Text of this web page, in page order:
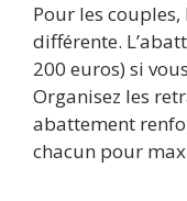
Pour les
différente.
200 euros) si
Organisez les
abattement
chacun pour